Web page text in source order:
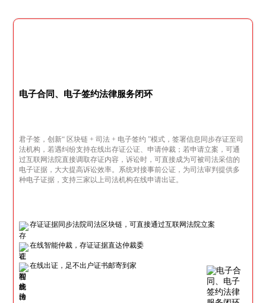
电子合同、电子签约法律服务闭环
君子签，创新“ 区块链 + 司法 + 电子签约 ”模式，签署信息同步存证至司
法机构，若遇纠纷支持在线出存证公证、申请仲裁；若申请立案，可通
过互联网法院直接调取存证内容，诉讼时，可直接成为可被司法采信的
电子证据，大大提高诉讼效率。系统对接事前公证，为司法审判提供多
种电子证据，支持三家以上司法机构在线申请出证。
存证证据同步法院司法区块链，可直接通过互联网法院立案
在线智能仲裁，存证证据直达仲裁委
在线出证，足不出户证书邮寄到家